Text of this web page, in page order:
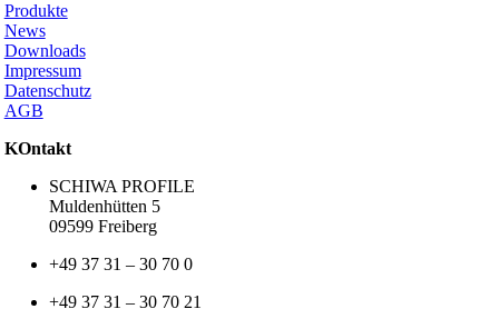
Produkte
News
Downloads
Impressum
Datenschutz
AGB
KOntakt
SCHIWA PROFILE
Muldenhütten 5
09599 Freiberg
+49 37 31 – 30 70 0
+49 37 31 – 30 70 21